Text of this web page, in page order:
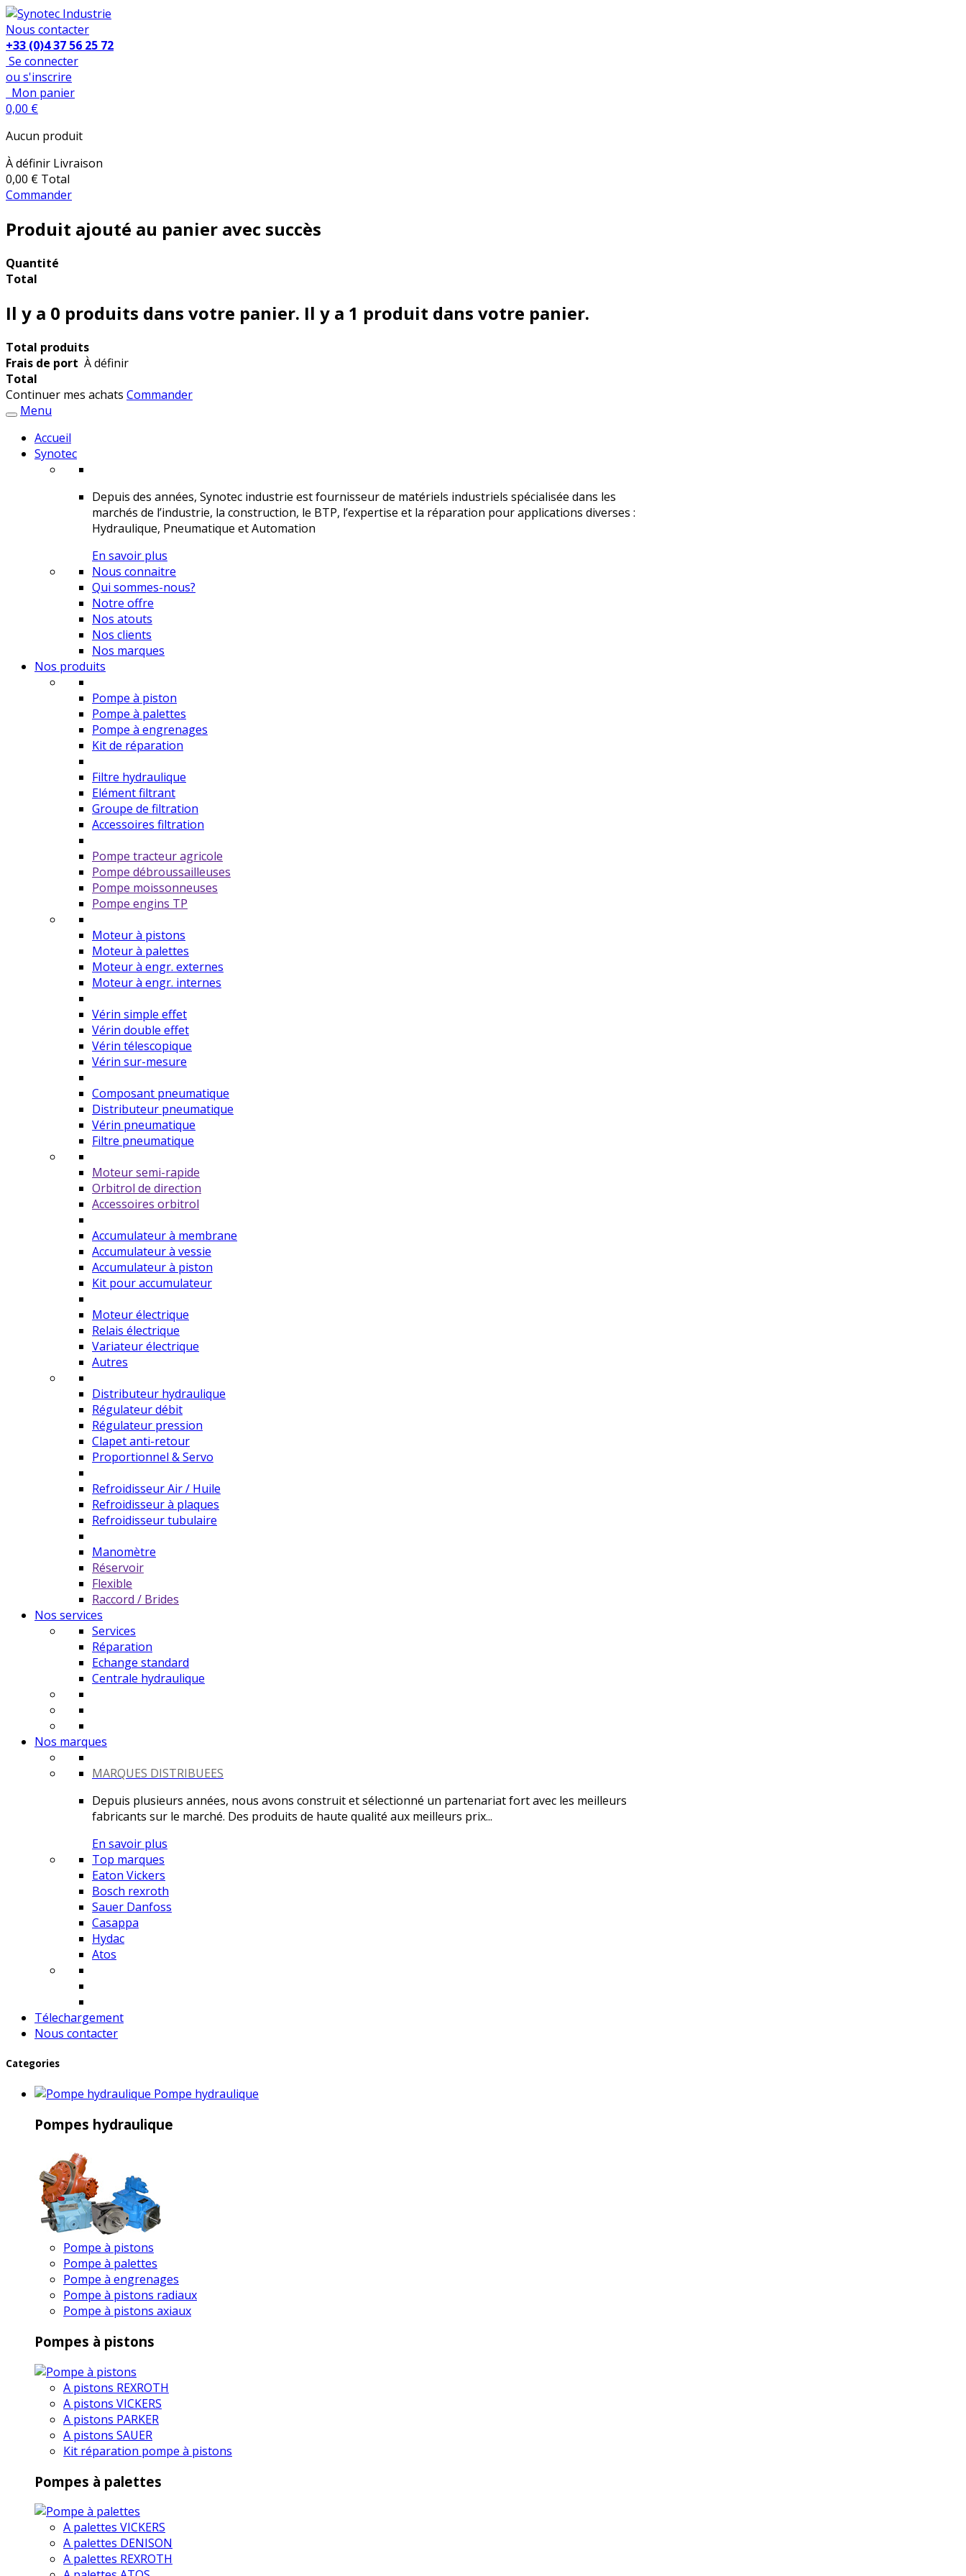
Nous contacter
+33 (0)4 37 56 25 72
Se connecter
ou s'inscrire
Mon panier
0,00 €
Aucun produit
À définir Livraison
0,00 € Total
Commander
Produit ajouté au panier avec succès
Quantité
Total
Il y a 0 produits dans votre panier. Il y a 1 produit dans votre panier.
Total produits
Frais de port À définir
Total
Continuer mes achats Commander
Menu
Accueil
Synotec
Depuis des années, Synotec industrie est fournisseur de matériels industriels spécialisée dans les
marchés de l’industrie, la construction, le BTP, l’expertise et la réparation pour applications diverses :
Hydraulique, Pneumatique et Automation
En savoir plus
Nous connaitre
Qui sommes-nous?
Notre offre
Nos atouts
Nos clients
Nos marques
Nos produits
Pompe à piston
Pompe à palettes
Pompe à engrenages
Kit de réparation
Filtre hydraulique
Elément filtrant
Groupe de filtration
Accessoires filtration
Pompe tracteur agricole
Pompe débroussailleuses
Pompe moissonneuses
Pompe engins TP
Moteur à pistons
Moteur à palettes
Moteur à engr. externes
Moteur à engr. internes
Vérin simple effet
Vérin double effet
Vérin télescopique
Vérin sur-mesure
Composant pneumatique
Distributeur pneumatique
Vérin pneumatique
Filtre pneumatique
Moteur semi-rapide
Orbitrol de direction
Accessoires orbitrol
Accumulateur à membrane
Accumulateur à vessie
Accumulateur à piston
Kit pour accumulateur
Moteur électrique
Relais électrique
Variateur électrique
Autres
Distributeur hydraulique
Régulateur débit
Régulateur pression
Clapet anti-retour
Proportionnel & Servo
Refroidisseur Air / Huile
Refroidisseur à plaques
Refroidisseur tubulaire
Manomètre
Réservoir
Flexible
Raccord / Brides
Nos services
Services
Réparation
Echange standard
Centrale hydraulique
Nos marques
MARQUES DISTRIBUEES
Depuis plusieurs années, nous avons construit et sélectionné un partenariat fort avec les meilleurs
fabricants sur le marché. Des produits de haute qualité aux meilleurs prix...
En savoir plus
Top marques
Eaton Vickers
Bosch rexroth
Sauer Danfoss
Casappa
Hydac
Atos
Télechargement
Nous contacter
Categories
Pompe hydraulique
Pompes hydraulique
Pompe à pistons
Pompe à palettes
Pompe à engrenages
Pompe à pistons radiaux
Pompe à pistons axiaux
Pompes à pistons
A pistons REXROTH
A pistons VICKERS
A pistons PARKER
A pistons SAUER
Kit réparation pompe à pistons
Pompes à palettes
A palettes VICKERS
A palettes DENISON
A palettes REXROTH